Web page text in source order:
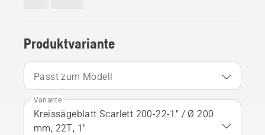
Produktvariante
Passt zum Modell
Variante
Kreissägeblatt Scarlett 200-22-1" / Ø 200
mm, 22T, 1"